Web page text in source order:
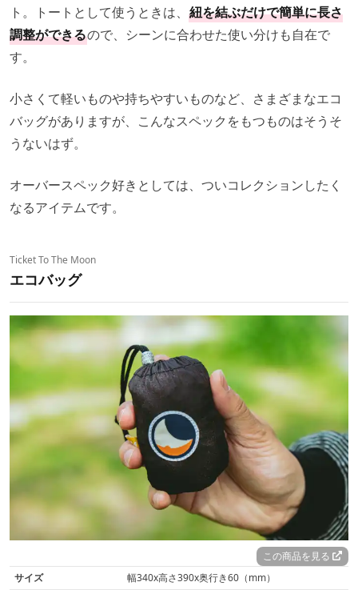
ト。トートとして使うときは、 紐を結ぶだけで簡単に長さ
調整ができるので、シーンに合わせた使い分けも自在で
す。
小さくて軽いものや持ちやすいものなど、さまざまなエコ
バッグがありますが、こんなスペックをもつものはそうそ
うないはず。
オーバースペック好きとしては、ついコレクションしたく
なるアイテムです。
Ticket To The Moon
エコバッグ
この商品を見る
サイズ
幅340x高さ390x奥行き60（mm）